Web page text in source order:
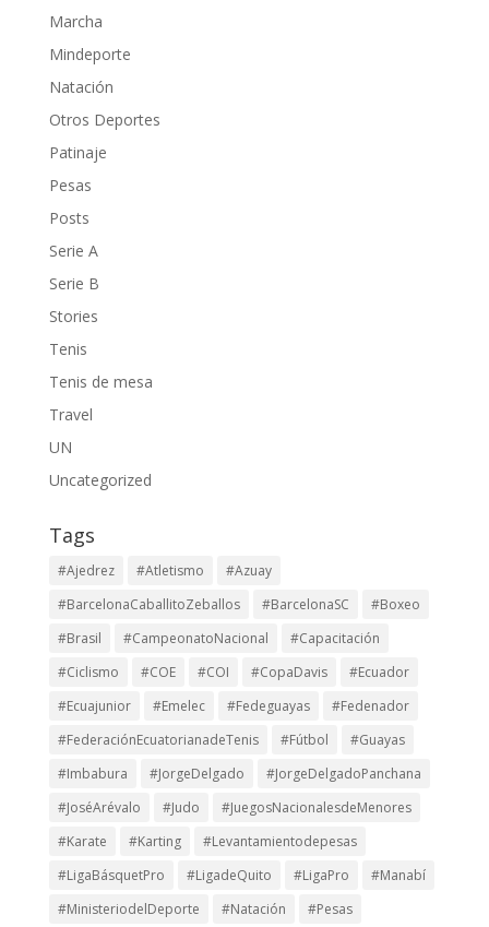
Marcha
Mindeporte
Natación
Otros Deportes
Patinaje
Pesas
Posts
Serie A
Serie B
Stories
Tenis
Tenis de mesa
Travel
UN
Uncategorized
Tags
#Ajedrez #Atletismo
#Azuay
#BarcelonaCaballitoZeballos
#BarcelonaSC
#Boxeo
#Brasil
#CampeonatoNacional
#Capacitación
#Ciclismo
#COE #COI #CopaDavis
#Ecuador
#Ecuajunior
#Emelec #Fedeguayas
#Fedenador
#FederaciónEcuatorianadeTenis
#Fútbol
#Guayas
#Imbabura
#JorgeDelgado
#JorgeDelgadoPanchana
#JoséArévalo
#Judo
#JuegosNacionalesdeMenores
#Karate
#Karting
#Levantamientodepesas
#LigaBásquetPro
#LigadeQuito #LigaPro
#Manabí
#MinisteriodelDeporte
#Natación #Pesas